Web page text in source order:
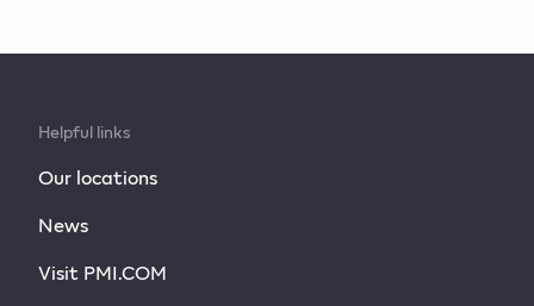
Helpful links
Our locations
News
Visit PMI.COM